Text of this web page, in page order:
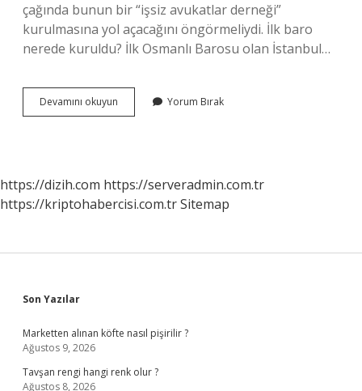
çağında bunun bir “işsiz avukatlar derneği”
kurulmasına yol açacağını öngörmeliydi. İlk baro
nerede kuruldu? İlk Osmanlı Barosu olan İstanbul…
Devamını okuyun Türkiyede
Kaç
Yorum Bırak
https://dizih.com https://serveradmin.com.tr
https://kriptohabercisi.com.trSitemap
Sidebar
Son Yazılar
Marketten alınan köfte nasıl pişirilir ?
Ağustos 9, 2026
Tavşan rengi hangi renk olur ?
Ağustos 8, 2026